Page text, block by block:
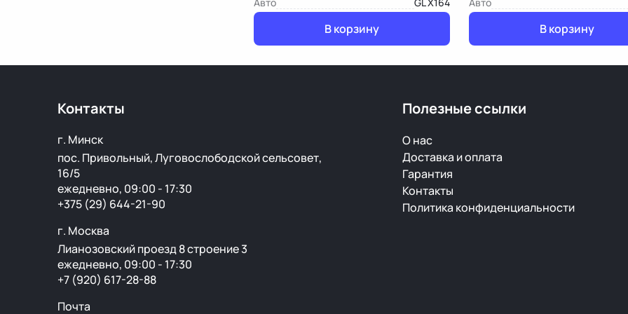
В корзину В корзину
Контакты
г. Минск
пос. Привольный, Луговослободской сельсовет,
16/5
ежедневно, 09:00 - 17:30
+375 (29) 644-21-90
г. Москва
Лианозовский проезд 8 строение 3
ежедневно, 09:00 - 17:30
+7 (920) 617-28-88
Почта
Полезные ссылки
О нас
Доставка и оплата
Гарантия
Контакты
Политика конфиденциальности